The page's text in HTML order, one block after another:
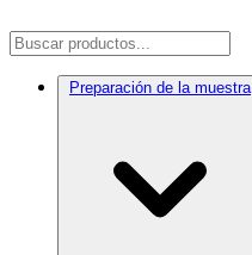
Preparación de la muestra